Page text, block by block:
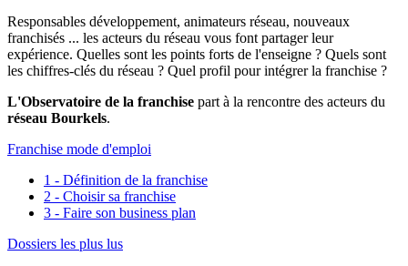
Responsables développement, animateurs réseau, nouveaux
franchisés ... les acteurs du réseau vous font partager leur
expérience. Quelles sont les points forts de l'enseigne ? Quels sont
les chiffres-clés du réseau ? Quel profil pour intégrer la franchise ?
L'Observatoire de la franchise part à la rencontre des acteurs du
réseau Bourkels.
Franchise mode d'emploi
1 - Définition de la franchise
2 - Choisir sa franchise
3 - Faire son business plan
Dossiers les plus lus